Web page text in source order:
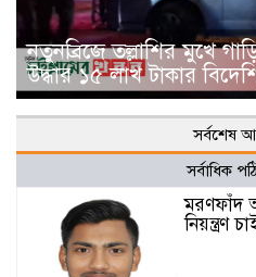
নতুনব্রিজে তল্লাশির মুখে
উদ্ধার ১৫ লাখ টাকার
সর্বশেষ
সর্বাধিক
মরণফাঁদ
নিয়ন্ত্রণ